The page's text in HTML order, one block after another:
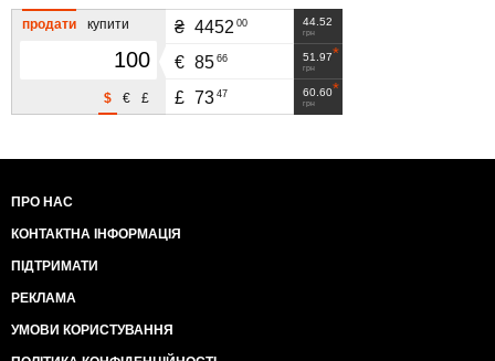
продати купити
£
€
$
44.52
грн
₴ 4452 00
51.97
грн
€ 85 66
60.60
грн
£ 73 47
ПРО НАС
КОНТАКТНА ІНФОРМАЦІЯ
ПІДТРИМАТИ
РЕКЛАМА
УМОВИ КОРИСТУВАННЯ